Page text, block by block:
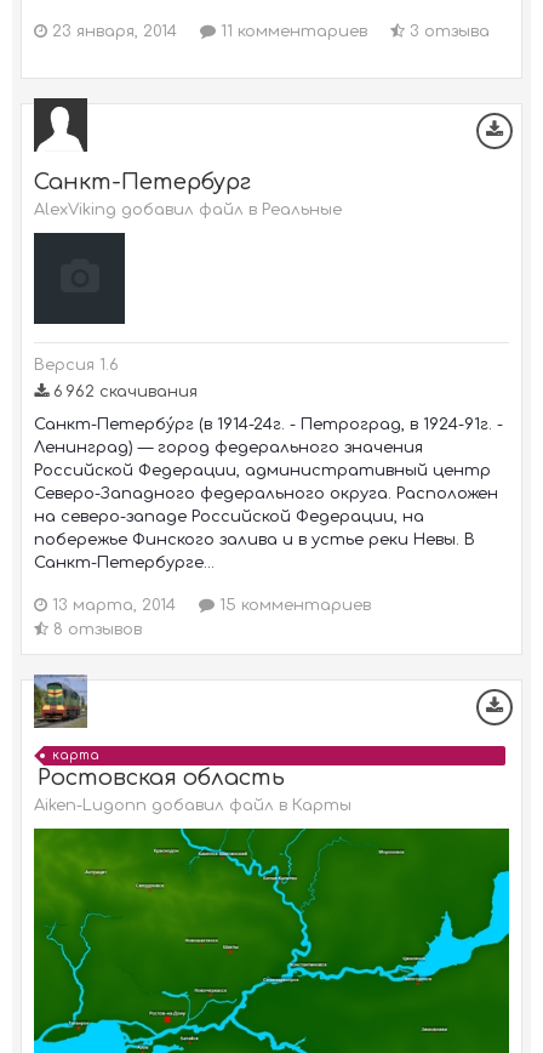
23 января, 2014 11 комментариев 3 отзыва
Санкт-Петербург
AlexViking добавил файл в Реальные
Версия 1.6
6 962 скачивания
Санкт-Петербу́рг (в 1914-24г. - Петроград, в 1924-91г. -
Ленинград) — город федерального значения
Российской Федерации, административный центр
Северо-Западного федерального округа. Расположен
на северо-западе Российской Федерации, на
побережье Финского залива и в устье реки Невы. В
Санкт-Петербурге...
13 марта, 2014
15 комментариев
8 отзывов
карта
Ростовская область
Aiken-Lugonn добавил файл в Карты